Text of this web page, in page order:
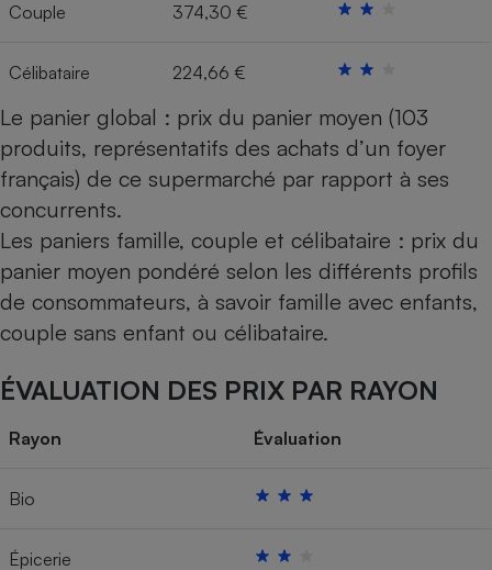
Couple 374,30 €
Célibataire 224,66 €
Le panier global : prix du panier moyen (103
produits, représentatifs des achats d’un foyer
français) de ce supermarché par rapport à ses
concurrents.
Les paniers famille, couple et célibataire : prix du
panier moyen pondéré selon les différents profils
de consommateurs, à savoir famille avec enfants,
couple sans enfant ou célibataire.
ÉVALUATION DES PRIX PAR RAYON
Rayon Évaluation
Bio
Épicerie
Cafetière à expressos
Robot ménager